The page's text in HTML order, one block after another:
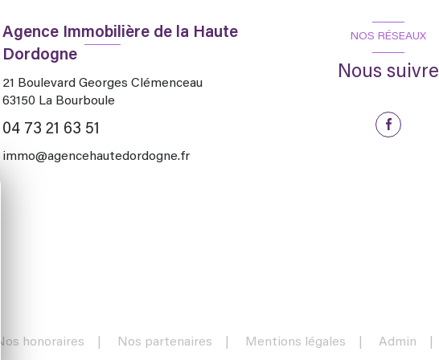
Agence Immobilière de la Haute
Dordogne
21 Boulevard Georges Clémenceau
63150 La Bourboule
04 73 21 63 51
immo@agencehautedordogne.fr
NOS RÉSEAUX
Nous suivre
Nos honoraires Nos partenaires Mentions légales Admin